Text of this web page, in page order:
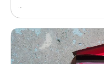
...